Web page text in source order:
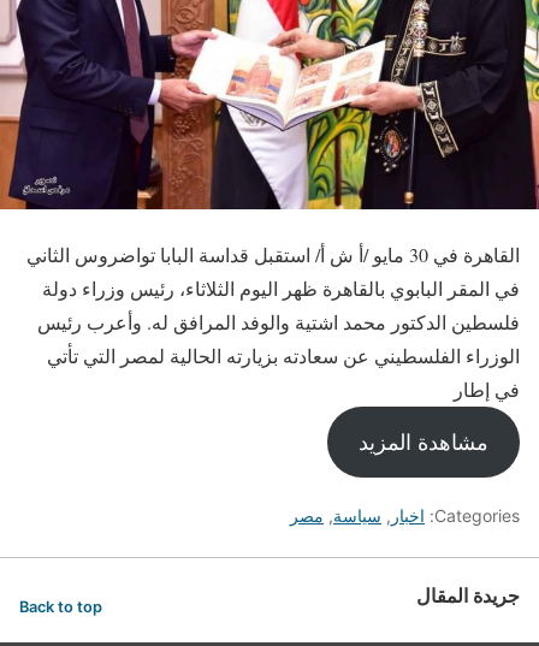
القاهرة في 30 مايو /أ ش أ/ استقبل قداسة البابا تواضروس الثاني
في المقر البابوي بالقاهرة ظهر اليوم الثلاثاء، رئيس وزراء دولة
فلسطين الدكتور محمد اشتية والوفد المرافق له. وأعرب رئيس
الوزراء الفلسطيني عن سعادته بزيارته الحالية لمصر التي تأتي
في إطار
مشاهدة المزيد
Categories: اخبار , سياسة, مصر
جريدة المقال Back to top